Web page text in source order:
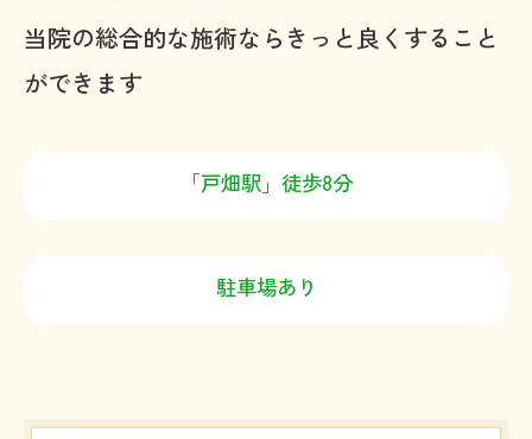
当院の総合的な施術ならきっと良くすること
ができます
「戸畑駅」徒歩8分
駐車場あり